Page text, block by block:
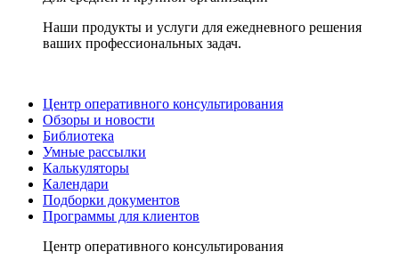
Наши продукты и услуги для ежедневного решения
ваших профессиональных задач.
Центр оперативного консультирования
Обзоры и новости
Библиотека
Умные рассылки
Калькуляторы
Календари
Подборки документов
Программы для клиентов
Центр оперативного консультирования